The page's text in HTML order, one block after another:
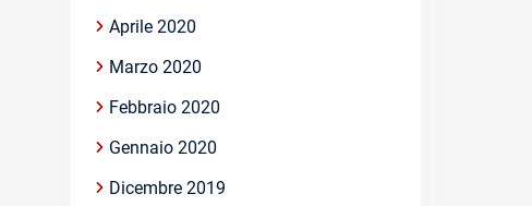
Aprile 2020
Marzo 2020
Febbraio 2020
Gennaio 2020
Dicembre 2019